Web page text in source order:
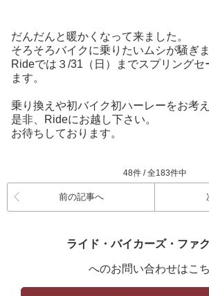
だんだんと暖かくなって来ました。
そろそろバイクに乗りたいムシが騒ぎ
Rideでは３/31（日）までスプリングセ
ます。
乗り換えや初バイク初ハーレーをお考え
是非、Rideにお越し下さい。
お待ちしております。
48件 / 全183件中
前の記事へ
ライド・バイカーズ・ファ
へのお問い合わせはこ